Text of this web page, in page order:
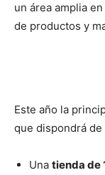
un área amplia
de productos y
Este año la
que dispondrá
Una tienda de